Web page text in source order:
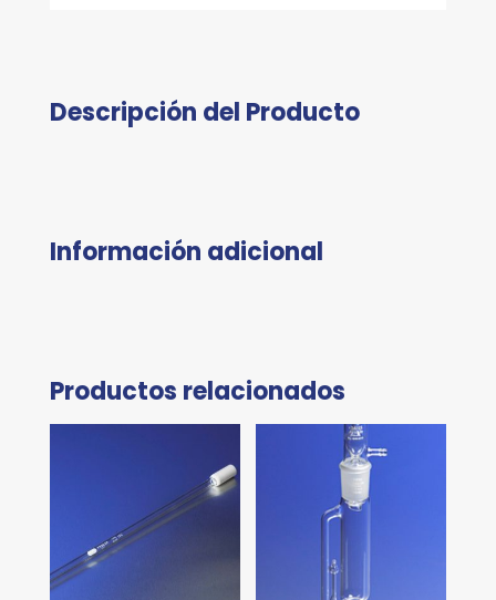
Descripción del Producto
Información adicional
Productos relacionados